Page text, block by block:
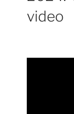
video